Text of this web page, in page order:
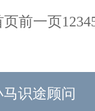
页前一页1234
识途顾问